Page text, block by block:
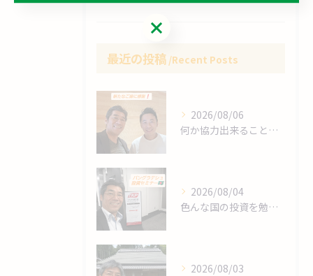
最近の投稿 Recent Posts
2026/08/06
何か協力出来ることは⁉️
2026/08/04
色んな国の投資を勉強します❗
2026/08/03
お問い合わせはこちら